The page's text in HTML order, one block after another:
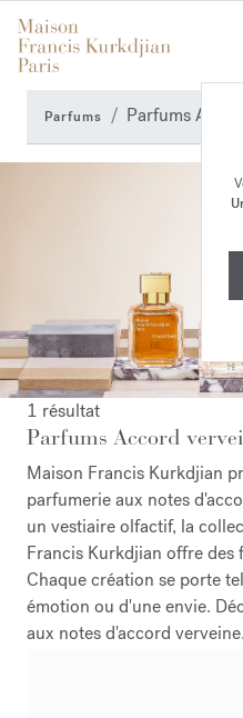
Parfums Parfums
1 résultat
Parfums Accord
Maison Francis Kurkdjian
parfumerie aux notes
un vestiaire olfactif, la
Francis Kurkdjian offre des
Chaque création se porte
émotion ou d'une envie.
aux notes d'accord verveine.